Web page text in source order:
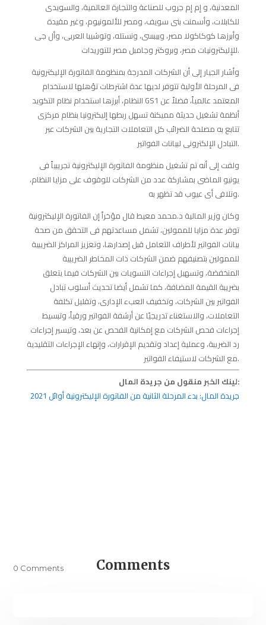
المعدنية، و إم إم جروب للصناعة والتجارة العالمية، والسويدى
للكابلات، وأسمنت بنى سويف، ومصر للألمونيوم، وغير مقيدة
وأبرزها كوكاكولا مصر، وبيبسى، ونستله، وتوشيبا العربى، وأل جى
للإليكترونيات مصر، وبروكتر وجامبل مصر للتوريدات.
وأشار الجيار إلى أن الشركات المدرجة بمنظومة الفاتورة الإليكترونية
فى المرحلة الأولية تتوفر لديها عدة اشترطات تؤهلها لاستخدام
النظام، أبرزها استخدام نظام التكويد GS1 المعتمد عالمياً، فضلاً عن
أنظمة تشغيل حديثة مميكنة تسهل ربطها إليكترونيا بنظام مركزى
تتابع به مصلحة الضرائب كل التعاملات التجارية بين الشركات عبر
التبادل الإلكترونى لبيانات الفواتير.
ولفت إلى أنه تم تشغيل منظومة الفاتورة الإليكترونية تجريبياً فى
يونيو الماضى بمشاركة عدد من الشركات للوقوف على مزايا النظام،
وتلافى أى عيوب قد تظهر به.
وكان وزير المالية د.محمد معيط قال مؤخراً إن الفاتورة الإليكترونية
توفر عدة مزايا للممولين، تشمل مساعدتهم فى التحقق من صحة
بيانات الفواتير لأطراف التعامل قبل إصدارها، وتعزيز المراكز الضريبية
للممولين بتصنيفهم ضمن الشركات ذات المخاطر الضريبية
المنخفضة، وتسهيل إجراءات التسويات بين الشركات فيما يتعلق
بضريبة القيمة المضافة، كما تشمل أيضا تحديث أسلوب تبادل
الفواتير بين الشركات، وتخفيف العبء الإدارى، وتقليل تكلفة
التعاملات، والاستغناء تدريجيًا عن أرشفة الفواتير ورقياً، وتبسيط
إجراءات فحص الشركات مع إمكانية الفحص عن بعد، وتيسير إجراءات
رد الضريبة، وعملية إعداد وتقديم الإقرارات، وإنهاء الإجراءات التقليدية
مع الشركات لاستيفاء الفواتير.
لينك الخبر منقول من جريدة المال:
جريدة المال: بدء المرحلة الثانية من الفاتورة الإليكترونية أوائل 2021
Comments
0 Comments